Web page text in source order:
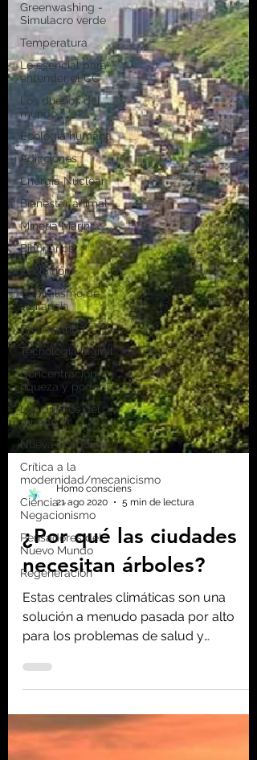
Greenwashing -
Simulacro verde
Temperatura
Lo esencial para
entender el CC
Los dueños del
mundo
Ecología humana
Adicciones
Energía Nuclear
Bienestar animal
Minería Marina
Billonarios
Evolución
Capitalismo de
vigilancia
Propaganda
Tecnología digital
Concentración
riqueza y poder
Los dueños del
mundo
Nueva economía
Crítica a la
modernidad/mecanicismo
Ciencia -
Negacionismo
Pensadores del
Nuevo Mundo
Regeneración
Homo consciens
21 ago 2020
¿Por qué las ciudades
necesitan árboles?
Estas centrales climáticas son una
solución a menudo pasada por alto
para los problemas de salud y
ambientales que trae una mayor
densidad.